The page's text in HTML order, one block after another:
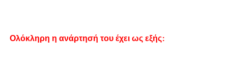
Ολόκληρη η ανάρτησή του έχει ως εξής: